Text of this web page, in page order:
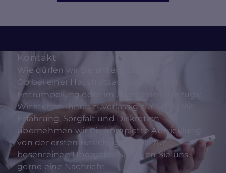
Kontakt
Wie dürfen wir Sie unterstützen?
Ob bei einer Haushaltsauflösung, einer
Entrümpelung oder im Zuge eines Umzugs:
Wir stehen Ihnen zuverlässig zur Seite. Mit
Erfahrung, Sorgfalt und Diskretion
übernehmen wir die komplette Abwicklung –
von der ersten Besichtigung bis zur
besenreinen Übergabe. Schicken Sie uns
gerne eine Nachricht.